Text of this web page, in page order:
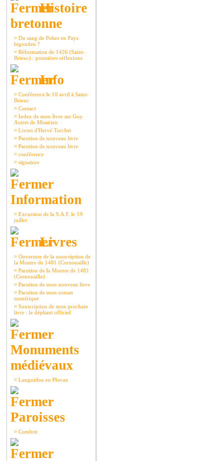
Histoire
bretonne
¤ Du sang de Poher en Pays
bigouden ?
¤ Réformation de 1426 (Saint-
Brieuc) : premières réflexions
Info
¤ Conférence le 10 avril à Saint-
Brieuc
¤ Contact
¤ Index de mon livre sur Guy
Autret de Missirien
¤ Livres d'Hervé Torchet
¤ Parution de nouveau livre
¤ Parution de nouveau livre
¤ conférence
¤ signature
Information
¤ Excursion de la S.A.F. le 19
juillet
Livres
¤ Ouverture de la souscription de
la Montre de 1481 (Cornouaille)
¤ Parution de la Montre de 1481
(Cornouaille)
¤ Parution de mon nouveau livre
¤ Parution de mon roman
numérique
¤ Souscription de mon prochain
livre : le dépliant officiel
Monuments
médiévaux
¤ Languidou en Plovan
Paroisses
¤ Combrit